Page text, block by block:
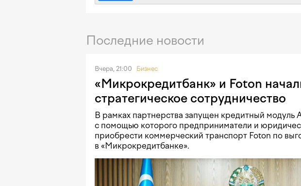
Последние новости
Вчера, 21:00 Бизнес
«Микрокредитбанк» и Foton
стратегическое сотрудничество
В рамках партнерства запущен кредитный модуль
с помощью которого предприниматели и
приобрести коммерческий транспорт Foton по
в «Микрокредитбанке».